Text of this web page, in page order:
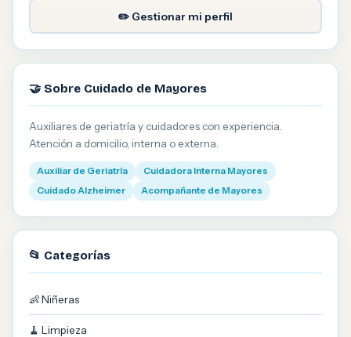
✏️ Gestionar mi perfil
🤝 Sobre Cuidado de Mayores
Auxiliares de geriatría y cuidadores con experiencia.
Atención a domicilio, interna o externa.
Auxiliar de Geriatría
Cuidadora Interna Mayores
Cuidado Alzheimer
Acompañante de Mayores
📂 Categorías
👶 Niñeras
🧹 Limpieza